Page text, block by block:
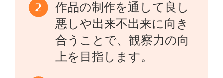
作品の制作を通して良し
悪しや出来不出来に向き
合うことで、観察力の向
上を目指します。